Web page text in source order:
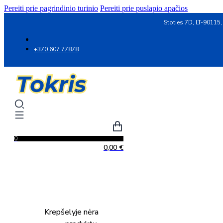
Pereiti prie pagrindinio turinio Pereiti prie puslapio apačios
Stoties 7D, LT-
+370 607 77878
0
0,00 €
Krepšelyje nėra